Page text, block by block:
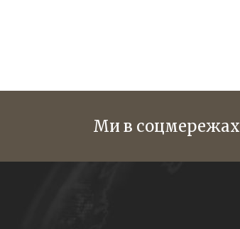
Ми в соцмережах